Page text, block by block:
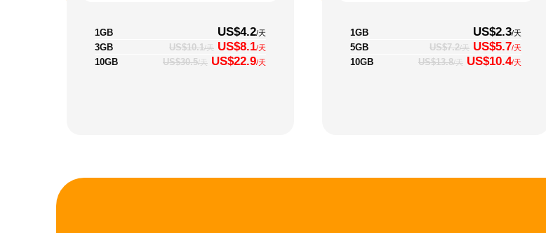
1GB US$4.2/天
3GB US$10.1/天 US$8.1/天
10GB US$30.5/天 US$22.9/天
1GB US$2.3/天
5GB US$7.2/天 US$5.7/天
10GB US$13.8/天 US$10.4/天